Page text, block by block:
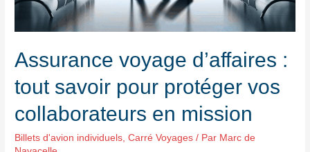
Assurance voyage d’affaires :
tout savoir pour protéger vos
collaborateurs en mission
Billets d'avion individuels ,Carré Voyages / Par Marc de